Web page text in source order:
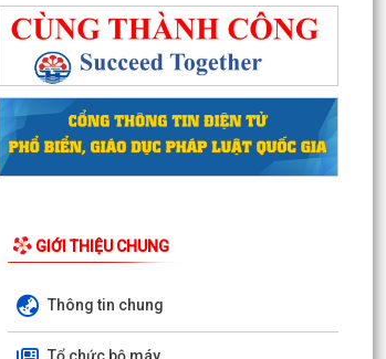
GIỚI THIỆU CHUNG
Thông tin chung